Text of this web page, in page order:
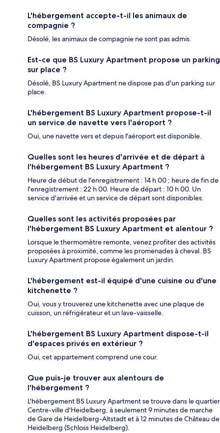
L'hébergement accepte-t-il les animaux de
compagnie ?
Désolé, les animaux de compagnie ne sont pas admis.
Est-ce que BS Luxury Apartment propose un parking
sur place ?
Désolé, BS Luxury Apartment ne dispose pas d'un parking sur
place.
L'hébergement BS Luxury Apartment propose-t-il
un service de navette vers l'aéroport ?
Oui, une navette vers et depuis l'aéroport est disponible.
Quelles sont les heures d'arrivée et de départ à
l'hébergement BS Luxury Apartment ?
Heure de début de l'enregistrement : 14 h 00 ; heure de fin de
l'enregistrement : 22 h 00. Heure de départ : 10 h 00. Un
service d'arrivée et un service de départ sont disponibles.
Quelles sont les activités proposées par
l'hébergement BS Luxury Apartment et alentour ?
Lorsque le thermomètre remonte, venez profiter des activités
proposées à proximité, comme les promenades à cheval. BS
Luxury Apartment propose également un jardin.
L'hébergement est-il équipé d'une cuisine ou d'une
kitchenette ?
Oui, vous y trouverez une kitchenette avec une plaque de
cuisson, un réfrigérateur et un lave-vaisselle.
L'hébergement BS Luxury Apartment dispose-t-il
d'espaces privés en extérieur ?
Oui, cet appartement comprend une cour.
Que puis-je trouver aux alentours de
l'hébergement ?
L'hébergement BS Luxury Apartment se trouve dans le quartier
Centre-ville d'Heidelberg, à seulement 9 minutes de marche
de Gare de Heidelberg-Altstadt et à 12 minutes de Château de
Heidelberg (Schloss Heidelberg).